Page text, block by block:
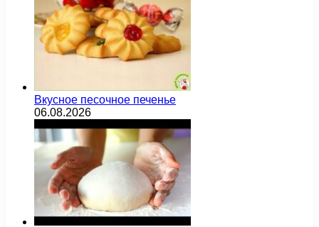
Вкусное песочное печенье
06.08.2026